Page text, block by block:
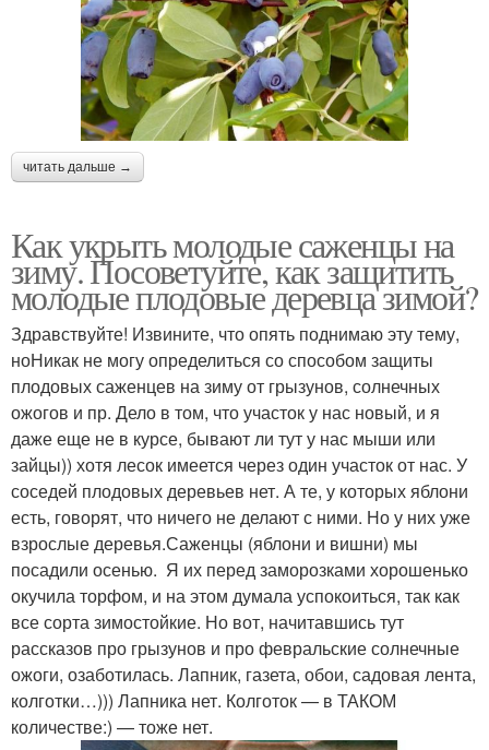
читать дальше →
Как укрыть молодые саженцы на
зиму. Посоветуйте, как защитить
молодые плодовые деревца зимой?
Здравствуйте! Извините, что опять поднимаю эту тему,
ноНикак не могу определиться со способом защиты
плодовых саженцев на зиму от грызунов, солнечных
ожогов и пр. Дело в том, что участок у нас новый, и я
даже еще не в курсе, бывают ли тут у нас мыши или
зайцы)) хотя лесок имеется через один участок от нас. У
соседей плодовых деревьев нет. А те, у которых яблони
есть, говорят, что ничего не делают с ними. Но у них уже
взрослые деревья.Саженцы (яблони и вишни) мы
посадили осенью. Я их перед заморозками хорошенько
окучила торфом, и на этом думала успокоиться, так как
все сорта зимостойкие. Но вот, начитавшись тут
рассказов про грызунов и про февральские солнечные
ожоги, озаботилась. Лапник, газета, обои, садовая лента,
колготки…))) Лапника нет. Колготок — в ТАКОМ
количестве:) — тоже нет.